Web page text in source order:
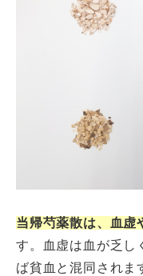
当帰芍薬散は、血虚
す。血虚は血が乏し
ば貧血と混同されま